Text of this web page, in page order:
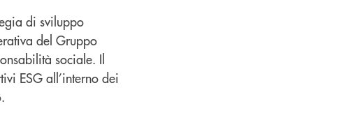
di sviluppo
del Gruppo
sociale. Il
ESG all’interno dei